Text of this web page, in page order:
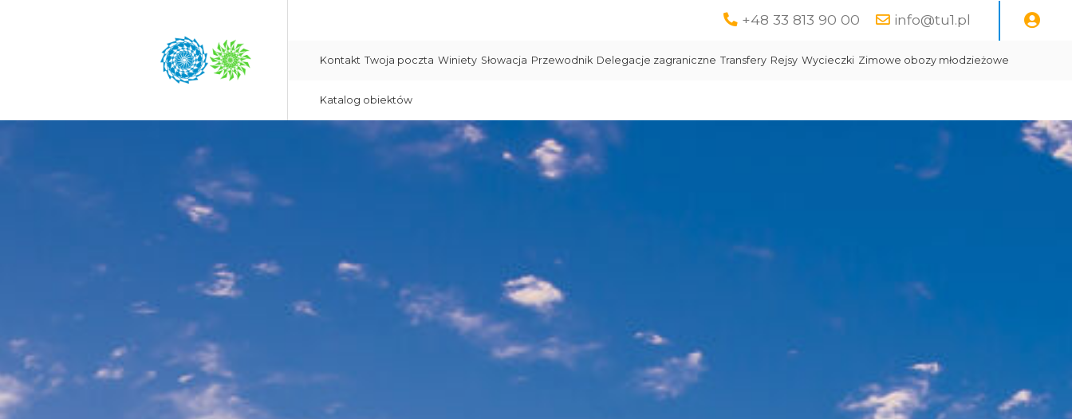
+48 33 813 90 00 info@tu1.pl
Kontakt Twoja poczta Winiety Słowacja Przewodnik Delegacje zagraniczne Transfery Rejsy Wycieczki Zimowe obozy młodzieżowe
Katalog obiektów